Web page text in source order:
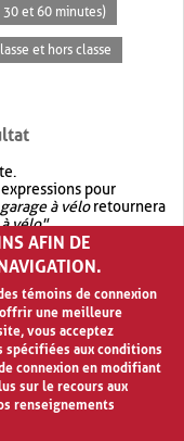
30 et 60 minutes)
et hors classe
pour
garage à véloretournera
vélo".
OR.garage OR vélo
garage à vélo
AFIN DE
témoins de connexion
une meilleure
vous acceptez
aux conditions
connexion en modifiant
sur le recours aux
renseignements